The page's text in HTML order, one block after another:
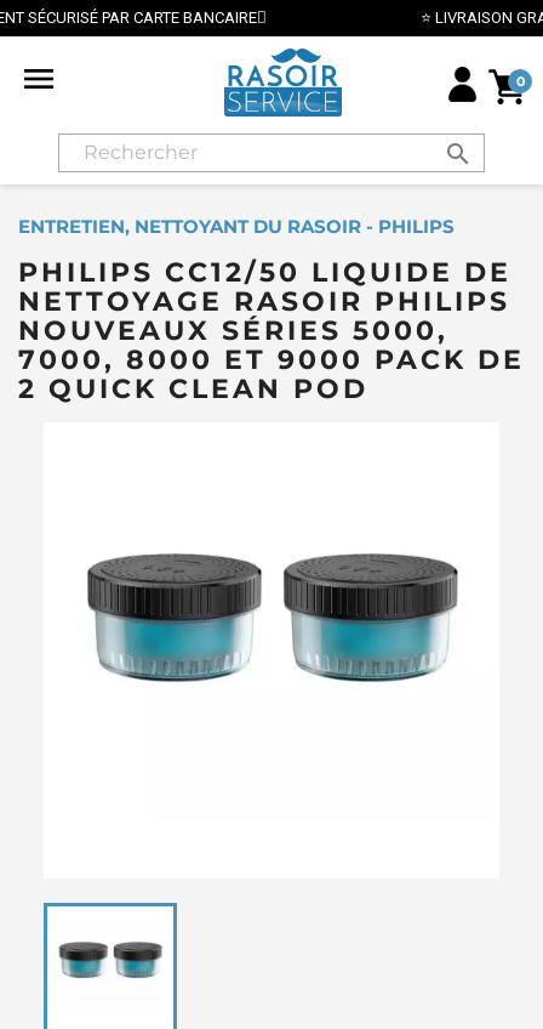
⭐ LIVRAISON GRATUITE EN FRANCE MÉTROPOLITAINE DÈS
 0
search
ENTRETIEN, NETTOYANT DU RASOIR - PHILIPS
PHILIPS CC12/50 LIQUIDE DE
NETTOYAGE RASOIR PHILIPS
NOUVEAUX SÉRIES 5000,
7000, 8000 ET 9000 PACK DE
2 QUICK CLEAN POD